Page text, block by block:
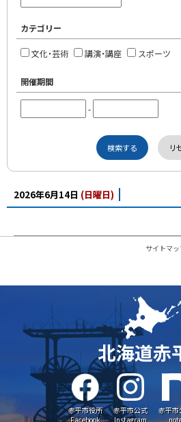
カテゴリー
文化・芸術 講演・講座 スポーツ
開催期間
-
2026年6月14日 (日曜日)
サイトマ
北海道赤
赤平市役所
Facebook
赤平市公式
Instagram
赤平市